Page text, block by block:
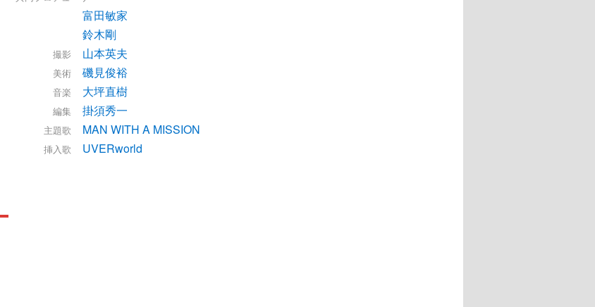
富田敏家
鈴木剛
撮影 山本英夫
美術 磯見俊裕
音楽 大坪直樹
編集 掛須秀一
主題歌 MAN WITH A MISSION
挿入歌 UVERworld